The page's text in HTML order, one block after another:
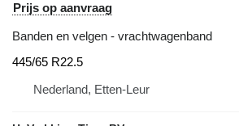
Prijs op aanvraag
Banden en velgen - vrachtwagenband
445/65 R22.5
Nederland, Etten-Leur